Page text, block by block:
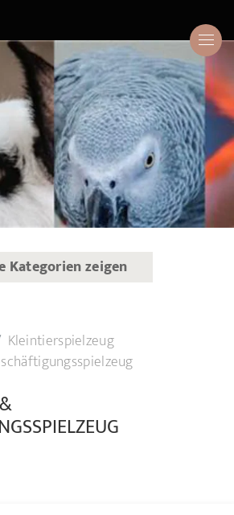
Kategorien zeigen
Kleintierspielzeug